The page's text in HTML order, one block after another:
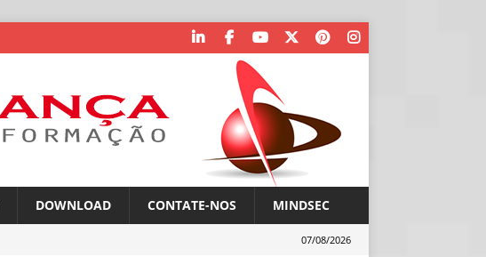
DOWNLOAD CONTATE-NOS MINDSEC
07/08/2026